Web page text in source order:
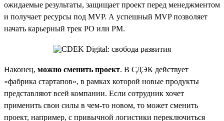
ожидаемые результаты, защищает проект перед менеджментом
и получает ресурсы под MVP. А успешный MVP позволяет
начать карьерный трек PO или PM.
Наконец, можно сменить проект. В СДЭК действует
«фабрика стартапов», в рамках которой новые продукты
представляют всей компании. Если сотрудник хочет
применить свои силы в чем-то новом, то может сменить
проект, например, с привычной логистики переключиться